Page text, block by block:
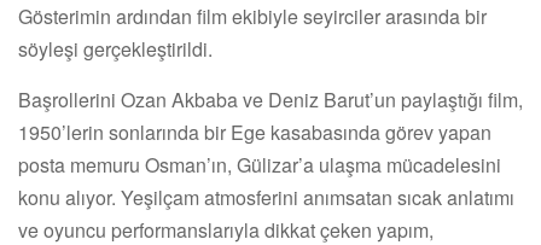
Gösterimin ardından film ekibiyle seyirciler arasında bir
söyleşi gerçekleştirildi.
Başrollerini Ozan Akbaba ve Deniz Barut’un paylaştığı film,
1950’lerin sonlarında bir Ege kasabasında görev yapan
posta memuru Osman’ın, Gülizar’a ulaşma mücadelesini
konu alıyor. Yeşilçam atmosferini anımsatan sıcak anlatımı
ve oyuncu performanslarıyla dikkat çeken yapım,